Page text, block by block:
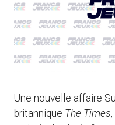
Une nouvelle affaire
britannique The Times